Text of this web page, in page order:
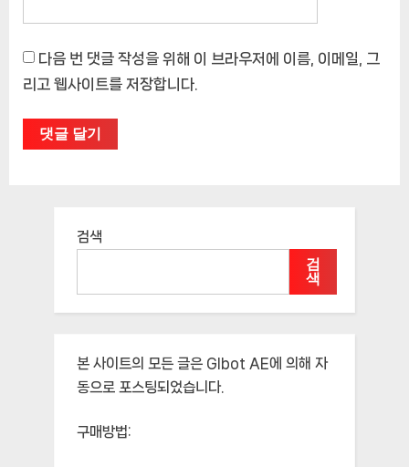
다음 번 댓글 작성을 위해 이 브라우저에 이름, 이메일, 그
리고 웹사이트를 저장합니다.
검색
검
색
본 사이트의 모든 글은 Glbot AE에 의해 자
동으로 포스팅되었습니다.
구매방법: